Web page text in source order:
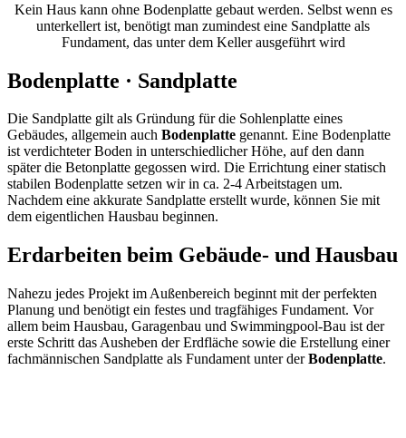
Kein Haus kann ohne Bodenplatte gebaut werden. Selbst wenn es
unterkellert ist, benötigt man zumindest eine Sandplatte als
Fundament, das unter dem Keller ausgeführt wird
Bodenplatte · Sandplatte
Die Sandplatte gilt als Gründung für die Sohlenplatte eines
Gebäudes, allgemein auch Bodenplatte genannt. Eine Bodenplatte
ist verdichteter Boden in unterschiedlicher Höhe, auf den dann
später die Betonplatte gegossen wird. Die Errichtung einer statisch
stabilen Bodenplatte setzen wir in ca. 2-4 Arbeitstagen um.
Nachdem eine akkurate Sandplatte erstellt wurde, können Sie mit
dem eigentlichen Hausbau beginnen.
Erdarbeiten beim Gebäude- und Hausbau
Nahezu jedes Projekt im Außenbereich beginnt mit der perfekten
Planung und benötigt ein festes und tragfähiges Fundament. Vor
allem beim Hausbau, Garagenbau und Swimmingpool-Bau ist der
erste Schritt das Ausheben der Erdfläche sowie die Erstellung einer
fachmännischen Sandplatte als Fundament unter derBodenplatte.